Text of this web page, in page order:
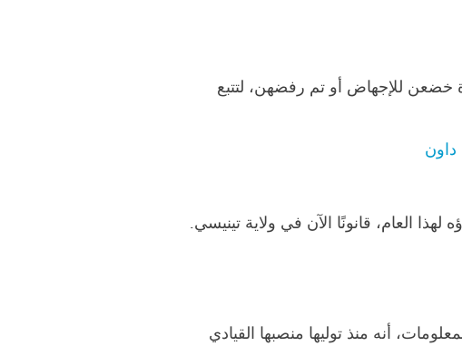
تشارك ديانا جرين فوستر الأبحاث التي أجرتها على مدى عشر سنوات مع حوالي 1000 امرأة خضعن للإجهاض أو تم رفضهن، لتتبع
العام، قانونًا الآن في ولاية تينيسي.
أنه منذ توليها منصبها القيادي